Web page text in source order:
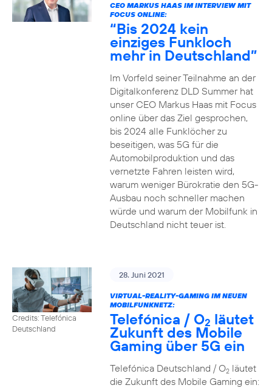
CEO MARKUS HAAS IM INTERVIEW MIT
FOCUS ONLINE:
“Bis 2024 kein
einziges Funkloch
mehr in Deutschland”
Im Vorfeld seiner Teilnahme an der
Digitalkonferenz DLD Summer hat
unser CEO Markus Haas mit Focus
online über das Ziel gesprochen,
bis 2024 alle Funklöcher zu
beseitigen, was 5G für die
Automobilproduktion und das
vernetzte Fahren leisten wird,
warum weniger Bürokratie den 5G-
Ausbau noch schneller machen
würde und warum der Mobilfunk in
Deutschland nicht teuer ist.
Credits: Telefónica
Deutschland
28. Juni 2021
VIRTUAL-REALITY-GAMING IM NEUEN
MOBILFUNKNETZ:
Telefónica / O2 läutet
Zukunft des Mobile
Gaming über 5G ein
Telefónica Deutschland / O2läutet
die Zukunft des Mobile Gaming ein: